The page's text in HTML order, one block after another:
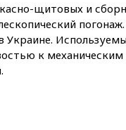
щитовых и
Украине.
к механическим